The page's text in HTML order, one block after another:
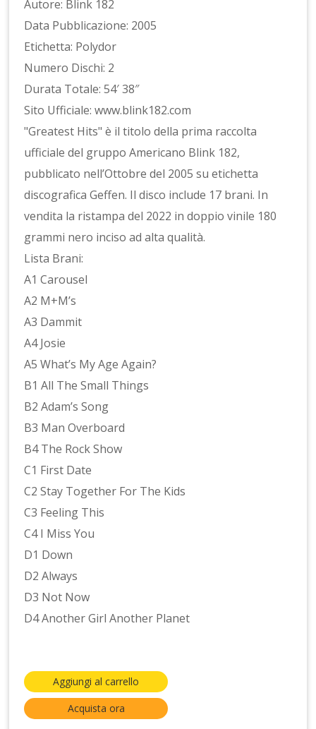
Autore: Blink 182
Data Pubblicazione: 2005
Etichetta: Polydor
Numero Dischi: 2
Durata Totale: 54′ 38″
Sito Ufficiale: www.blink182.com
"Greatest Hits" è il titolo della prima raccolta
ufficiale del gruppo Americano Blink 182,
pubblicato nell’Ottobre del 2005 su etichetta
discografica Geffen. Il disco include 17 brani. In
vendita la ristampa del 2022 in doppio vinile 180
grammi nero inciso ad alta qualità.
Lista Brani:
A1 Carousel
A2 M+M’s
A3 Dammit
A4 Josie
A5 What’s My Age Again?
B1 All The Small Things
B2 Adam’s Song
B3 Man Overboard
B4 The Rock Show
C1 First Date
C2 Stay Together For The Kids
C3 Feeling This
C4 I Miss You
D1 Down
D2 Always
D3 Not Now
D4 Another Girl Another Planet
Aggiungi al carrello
Acquista ora